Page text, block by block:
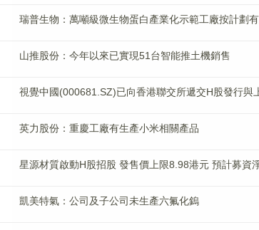
瑞普生物：萬噸級微生物蛋白產業化示範工廠按計劃
山推股份：今年以來已實現51台智能推土機銷售
視覺中國(000681.SZ)已向香港聯交所遞交H股發行與
英力股份：重慶工廠有生產小米相關產品
星源材質啟動H股招股 發售價上限8.98港元 預計募資
凱美特氣：公司及子公司未生產六氟化鎢